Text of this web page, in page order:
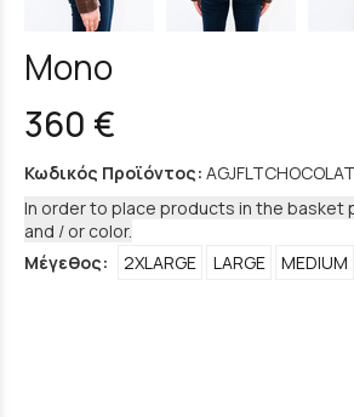
Mono
360 €
Κωδικός Προϊόντος:
In order to place products in the basket
and / or color.
Μέγεθος:
2XLARGE LARGE MEDIUM